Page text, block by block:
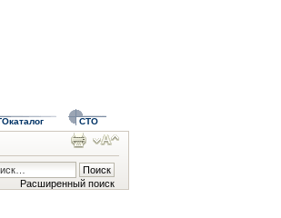
СТО
Расширенный поиск